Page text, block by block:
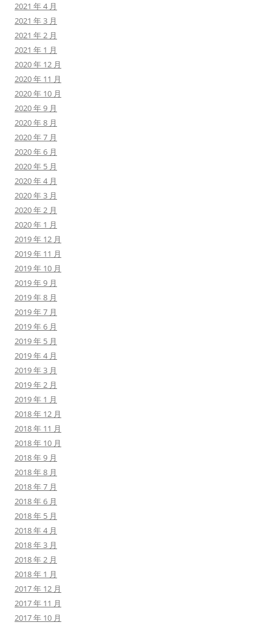
2021 年 4 月
2021 年 3 月
2021 年 2 月
2021 年 1 月
2020 年 12 月
2020 年 11 月
2020 年 10 月
2020 年 9 月
2020 年 8 月
2020 年 7 月
2020 年 6 月
2020 年 5 月
2020 年 4 月
2020 年 3 月
2020 年 2 月
2020 年 1 月
2019 年 12 月
2019 年 11 月
2019 年 10 月
2019 年 9 月
2019 年 8 月
2019 年 7 月
2019 年 6 月
2019 年 5 月
2019 年 4 月
2019 年 3 月
2019 年 2 月
2019 年 1 月
2018 年 12 月
2018 年 11 月
2018 年 10 月
2018 年 9 月
2018 年 8 月
2018 年 7 月
2018 年 6 月
2018 年 5 月
2018 年 4 月
2018 年 3 月
2018 年 2 月
2018 年 1 月
2017 年 12 月
2017 年 11 月
2017 年 10 月